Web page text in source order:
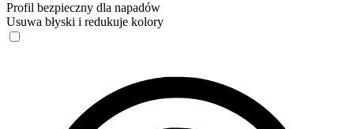
Profil bezpieczny dla napadów
Usuwa błyski i redukuje kolory